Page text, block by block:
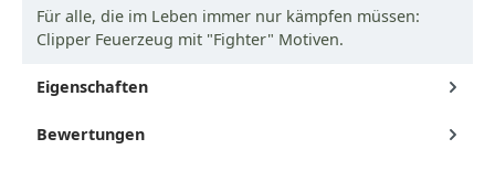
Für alle, die im Leben immer nur kämpfen müssen:
Clipper Feuerzeug mit "Fighter" Motiven.
Eigenschaften
Bewertungen